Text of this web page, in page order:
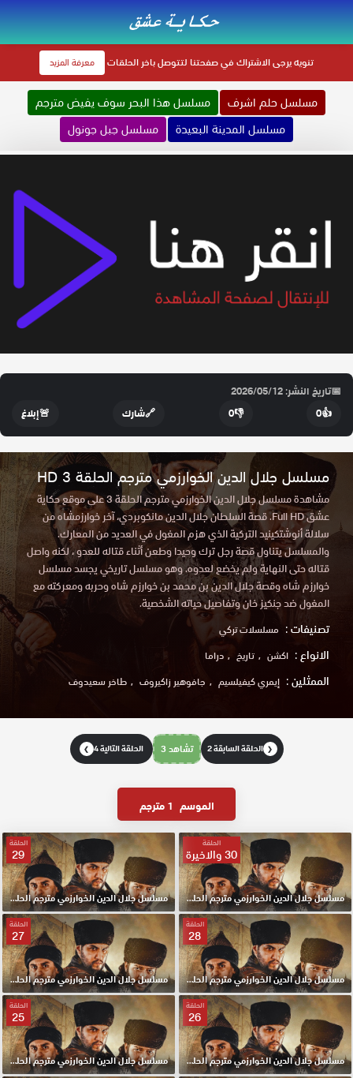
تنويهيرجى الاشتراك في صفحتنا لتتوصل باخر الحلقات معرفة المزيد
مسلسل حلم اشرف
مسلسل هذا البحر سوف يفيض مترجم
مسلسل المدينة البعيدة
مسلسل جبل جونول
📅تاريخ النشر: 2026/05/12
👍
0
👎
0
🔗شارك 🚨إبلاغ
مسلسل جلال الدين الخوارزمي مترجم الحلقة 3 HD
مشاهدة مسلسل جلال الدين الخوارزمي مترجم الحلقة 3 على موقع حكاية
عشق Full HD. قصة السلطان جلال الدين مانكوبردي، آخر خوارزمشاه من
سلالة أنوشتكينيد التركية الذي هزم المغول في العديد من المعارك.
والمسلسل يتناول قصة رجل ترك وحيدا وطعن أثناء قتاله للعدو ، لكنه واصل
قتاله حتى النهاية ولم يخضع لعدوه. وهو مسلسل تاريخي يجسد مسلسل
خوارزم شاه وقصة جلال الدين بن محمد بن خوارزم شاه وحربه ومعركته مع
المغول ضد جنكيز خان وتفاصيل حياته الشخصية.
تصنيفات : مسلسلات تركي
الانواع : اكشن تاريخ دراما
الممثلين : إيمري كيفيلسيم جافوهير زاكيروف طاخر سعيدوف
❮ الحلقة السابقة 2 تشاهد 3 الحلقة التالية 4 ❯
الموسم 1 مترجم
الحلقة
30 والاخيرة
مسلسل جلال الدين الخوارزمي مترجم الحلقة 30 والاخيرة HD
الحلقة
29
مسلسل جلال الدين الخوارزمي مترجم الحلقة 29 HD
الحلقة
28
مسلسل جلال الدين الخوارزمي مترجم الحلقة 28 HD
الحلقة
27
مسلسل جلال الدين الخوارزمي مترجم الحلقة 27 HD
الحلقة
26
مسلسل جلال الدين الخوارزمي مترجم الحلقة 26 HD
الحلقة
25
مسلسل جلال الدين الخوارزمي مترجم الحلقة 25 HD